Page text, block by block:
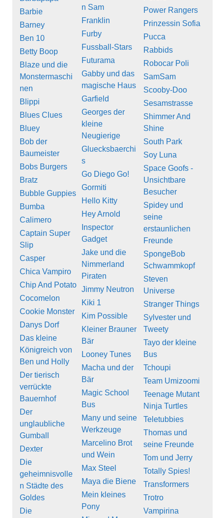
Barbie
Barney
Ben 10
Betty Boop
Blaze und die
Monstermaschi
nen
Blippi
Blues Clues
Bluey
Bob der
Baumeister
Bobs Burgers
Bratz
Bubble Guppies
Bumba
Calimero
Captain Super
Slip
Casper
Chica Vampiro
Chip And Potato
Cocomelon
Cookie Monster
Danys Dorf
Das kleine
Königreich von
Ben und Holly
Der tierisch
verrückte
Bauernhof
Der
unglaubliche
Gumball
Dexter
Die
geheimnisvolle
n Städte des
Goldes
Die
n Sam
Franklin
Furby
Fussball-Stars
Futurama
Gabby und das
magische Haus
Garfield
Georges der
kleine
Neugierige
Gluecksbaerchi
s
Go Diego Go!
Gormiti
Hello Kitty
Hey Arnold
Inspector
Gadget
Jake und die
Nimmerland
Piraten
Jimmy Neutron
Kiki 1
Kim Possible
Kleiner Brauner
Bär
Looney Tunes
Macha und der
Bär
Magic School
Bus
Many und seine
Werkzeuge
Marcelino Brot
und Wein
Max Steel
Maya die Biene
Mein kleines
Pony
Power Rangers
Prinzessin Sofia
Pucca
Rabbids
Robocar Poli
SamSam
Scooby-Doo
Sesamstrasse
Shimmer And
Shine
South Park
Soy Luna
Space Goofs -
Unsichtbare
Besucher
Spidey und
seine
erstaunlichen
Freunde
SpongeBob
Schwammkopf
Steven
Universe
Stranger Things
Sylvester und
Tweety
Tayo der kleine
Bus
Tchoupi
Team Umizoomi
Teenage Mutant
Ninja Turtles
Teletubbies
Thomas und
seine Freunde
Tom und Jerry
Totally Spies!
Transformers
Trotro
Vampirina